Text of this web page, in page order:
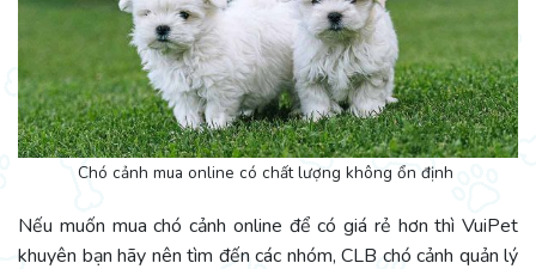
Chó cảnh mua online có chất lượng không ổn định
Nếu muốn mua chó cảnh online để có giá rẻ hơn thì VuiPet
khuyên bạn hãy nên tìm đến các nhóm, CLB chó cảnh quản lý